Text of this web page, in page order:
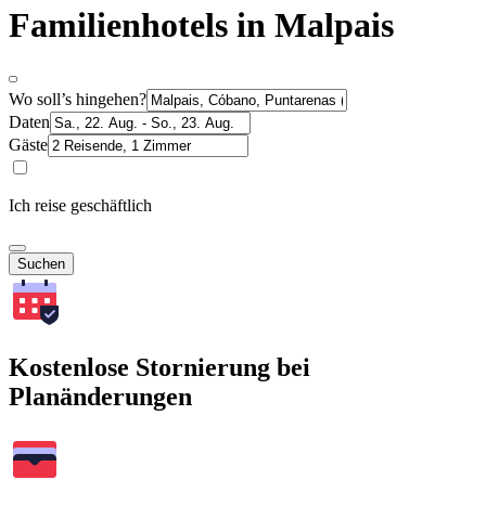
Familienhotels in Malpais
Wo soll’s hingehen?
Daten
Gäste
Ich reise geschäftlich
Suchen
Kostenlose Stornierung bei
Planänderungen